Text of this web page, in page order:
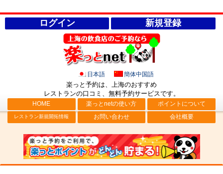
ログイン 新規登録
日本語 簡体中国語
楽っと予約は、上海のおすすめ
レストランの口コミ、無料予約サービスです。
HOME 楽っとnetの使い方 ポイントについて
レストラン新規開拓情報 お問い合わせ 会社概要